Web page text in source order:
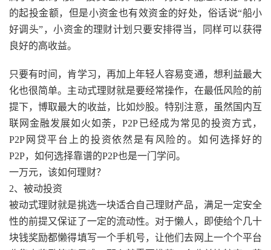
的起投金额，但是小资金也有效资金的好处，俗话说“船小
好调头”，小资金的理财计划只要安排得当，同样可以获得
良好的高收益。
只要有时间，肯学习，再加上年轻人容易变通，想利益最大
化也很简单。主动式理财就是要经常操作，在最低风险的前
提下，博取最大的收益，比如炒股。特别注意，虽然国内互
联网金融发展如火如荼，P2P已经成为常见的投资方式，
P2P网贷平台上的投资依然是有风险的。如何选择好的
P2P，如何选择靠谱的P2P也是一门学问。
一万元，该如何理财？
2、被动投资
被动式理财就是挑选一块适合自己理财产品，满足一定安全
性的前提又保证了一定的流动性。对于懒人，即使给个几十
块钱奖励都懒得填写一个手机号，让他们去网上一个个平台